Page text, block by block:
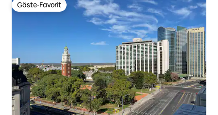
Gäste-Favorit
Gäste-Favorit